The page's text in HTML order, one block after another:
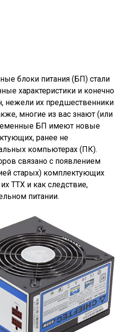
блоки питания (БП) стали
характеристики и конечно
нежели их предшественники
многие из вас знают (или
БП имеют новые
ранее не
компьютерах (ПК).
связано с появлением
старых) комплектующих
ТТХ и как следствие,
питании.